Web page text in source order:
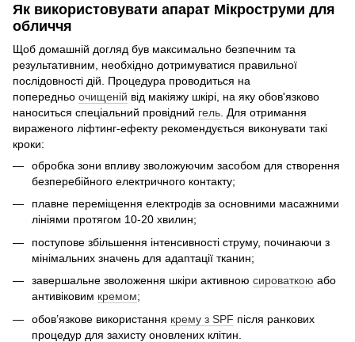
Як використовувати апарат Мікроструми для
обличчя
Щоб домашній догляд був максимально безпечним та
результативним, необхідно дотримуватися правильної
послідовності дій. Процедура проводиться на
попередньо очищеній від макіяжу шкірі, на яку обов'язково
наноситься спеціальний провідний гель . Для отримання
вираженого ліфтинг-ефекту рекомендується виконувати такі
кроки:
обробка зони впливу зволожуючим засобом для створення
безперебійного електричного контакту;
плавне переміщення електродів за основними масажними
лініями протягом 10-20 хвилин;
поступове збільшення інтенсивності струму, починаючи з
мінімальних значень для адаптації тканин;
завершальне зволоження шкіри активною сироваткою або
антивіковим кремом;
обов’язкове використання крему з SPF після ранкових
процедур для захисту оновлених клітин.